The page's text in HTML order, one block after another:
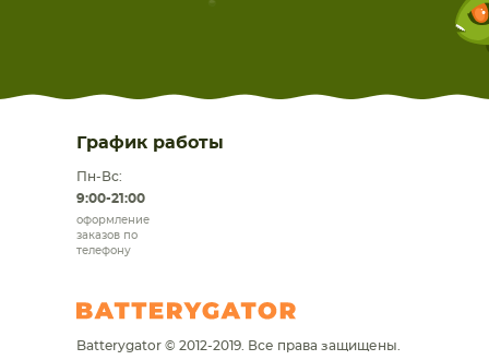
График работы
Пн-Вс:
9:00-21:00
оформление
заказов по
телефону
Batterygator © 2012-2019. Все права защищены.